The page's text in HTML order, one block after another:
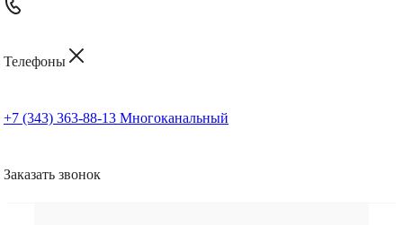
Телефоны
+7 (343) 363-88-13 Многоканальный
Заказать звонок